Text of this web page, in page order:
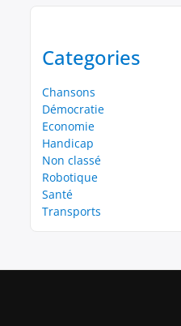
Categories
Chansons
Démocratie
Economie
Handicap
Non classé
Robotique
Santé
Transports